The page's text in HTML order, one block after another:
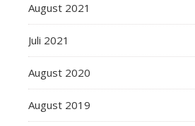
August 2021
Juli 2021
August 2020
August 2019